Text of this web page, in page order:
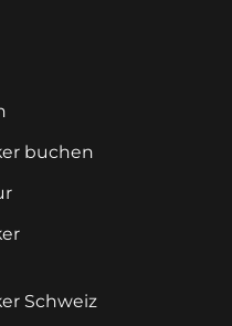
buchen
Schweiz